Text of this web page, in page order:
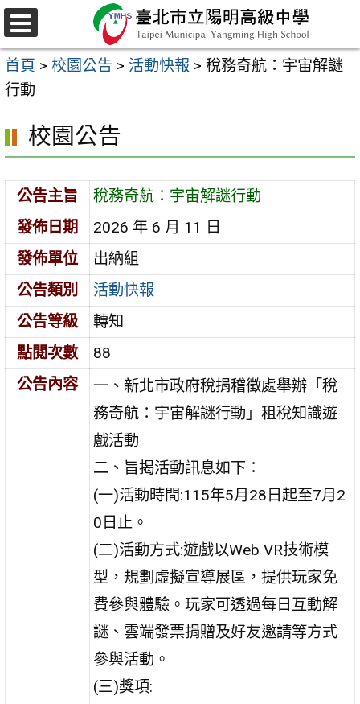
跳
至
主
要
容
區
選
單
首頁 > 校園公告 > 活動快報 > 稅務奇航：宇宙解謎
行動
校園公告
公告主旨
稅務奇航：宇宙解謎行動
發佈日期
2026 年 6 月 11 日
發佈單位
出納組
公告類別
活動快報
公告等級
轉知
點閱次數
88
公告內容
一、新北市政府稅捐稽徵處舉辦「稅
務奇航：宇宙解謎行動」租稅知識遊
戲活動
二、旨揭活動訊息如下：
(一)活動時間:115年5月28日起至7月2
0日止。
(二)活動方式:遊戲以Web VR技術模
型，規劃虛擬宣導展區，提供玩家免
費參與體驗。玩家可透過每日互動解
謎、雲端發票捐贈及好友邀請等方式
參與活動。
(三)獎項: